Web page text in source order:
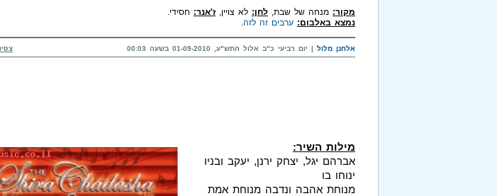
מקור: מנחה של שבת, לחן: לא צויין,ז'אנר: חסידי.
נמצא באלבום: ערבים זה לזה
אלחנן מלול | יום רביעי כ"ב אלול התש"ע, 01-09-2010 בשעה 00:03
מילות השיר:
אברהם יגל, יצחק ירנן, יעקב ובניו
ינוחו בו
מנוחת אהבה ונדבה מנוחת אמת